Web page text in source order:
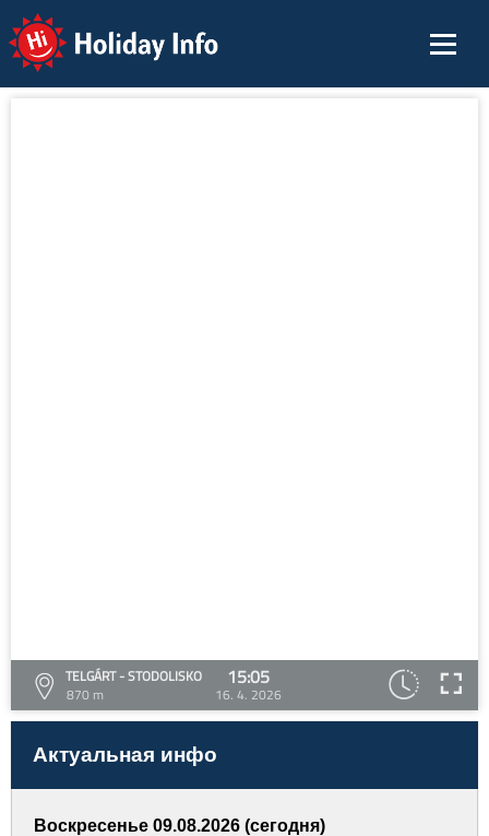
Holiday Info
TELGÁRT - STODOLISKO
870 m
15:05
16. 4. 2026
Актуальная инфо
Воскресенье 09.08.2026 (сегодня)